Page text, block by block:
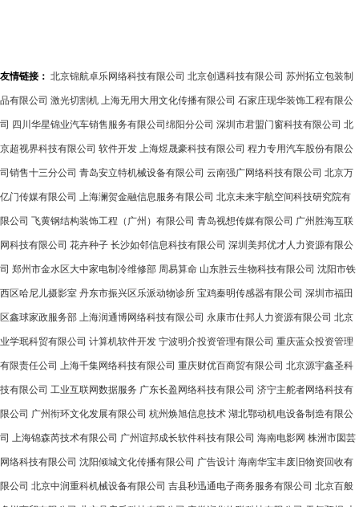
友情链接： 北京锦航卓乐网络科技有限公司 北京创遇科技有限公司 苏州拓立包装制
品有限公司 激光切割机 上海无用大用文化传播有限公司 石家庄现华装饰工程有限公
司 四川华星锦业汽车销售服务有限公司绵阳分公司 深圳市君盟门窗科技有限公司 北
京超视界科技有限公司 软件开发 上海煜晟豪科技有限公司 程力专用汽车股份有限公
司销售十三分公司 青岛安立特机械设备有限公司 云南强广网络科技有限公司 北京万
亿门传媒有限公司 上海澜贺金融信息服务有限公司 北京未来宇航空间科技研究院有
限公司 飞黄钢结构装饰工程（广州）有限公司 青岛视想传媒有限公司 广州胜海互联
网科技有限公司 花卉种子 长沙如邻信息科技有限公司 深圳美邦优才人力资源有限公
司 郑州市金水区大中家电制冷维修部 周易算命 山东胜云生物科技有限公司 沈阳市铁
西区哈尼儿摄影室 丹东市振兴区乐派动物诊所 宝鸡秦明传感器有限公司 深圳市福田
区鑫球家政服务部 上海润通博网络科技有限公司 永康市仕邦人力资源有限公司 北京
业学珉科贸有限公司 计算机软件开发 宁波明介投资管理有限公司 重庆蓝众投资管理
有限责任公司 上海千集网络科技有限公司 重庆财优百商贸有限公司 北京源宇鑫圣科
技有限公司 工业互联网数据服务 广东长盈网络科技有限公司 济宁主舵者网络科技有
限公司 广州衔环文化发展有限公司 杭州焕旭信息技术 湖北鄂动机电设备制造有限公
司 上海锦森芮技术有限公司 广州谊邦成长软件科技有限公司 海南电影网 株洲市囡芸
网络科技有限公司 沈阳倾城文化传播有限公司 广告设计 海南华宝丰废旧物资回收有
限公司 北京中润重科机械设备有限公司 吉县秒迅通电子商务服务有限公司 北京百般